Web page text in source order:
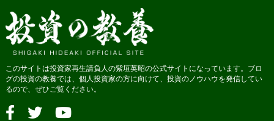
このサイトは投資家再生請負人の紫垣英昭の公式サイトになっています。ブロ
グの投資の教養では、個人投資家の方に向けて、投資のノウハウを発信してい
るので、ぜひご覧ください。